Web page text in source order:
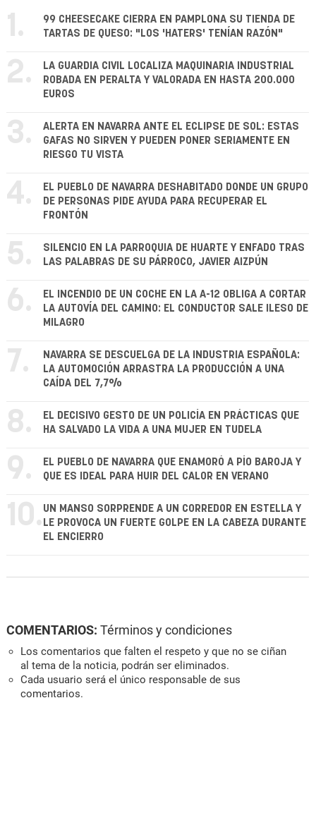
1.
99 CHEESECAKE CIERRA EN PAMPLONA SU TIENDA DE
TARTAS DE QUESO: "LOS 'HATERS' TENÍAN RAZÓN"
2.
LA GUARDIA CIVIL LOCALIZA MAQUINARIA INDUSTRIAL
ROBADA EN PERALTA Y VALORADA EN HASTA 200.000
EUROS
3.
ALERTA EN NAVARRA ANTE EL ECLIPSE DE SOL: ESTAS
GAFAS NO SIRVEN Y PUEDEN PONER SERIAMENTE EN
RIESGO TU VISTA
4.
EL PUEBLO DE NAVARRA DESHABITADO DONDE UN GRUPO
DE PERSONAS PIDE AYUDA PARA RECUPERAR EL
FRONTÓN
5.
SILENCIO EN LA PARROQUIA DE HUARTE Y ENFADO TRAS
LAS PALABRAS DE SU PÁRROCO, JAVIER AIZPÚN
6.
EL INCENDIO DE UN COCHE EN LA A-12 OBLIGA A CORTAR
LA AUTOVÍA DEL CAMINO: EL CONDUCTOR SALE ILESO DE
MILAGRO
7.
NAVARRA SE DESCUELGA DE LA INDUSTRIA ESPAÑOLA:
LA AUTOMOCIÓN ARRASTRA LA PRODUCCIÓN A UNA
CAÍDA DEL 7,7%
8.
EL DECISIVO GESTO DE UN POLICÍA EN PRÁCTICAS QUE
HA SALVADO LA VIDA A UNA MUJER EN TUDELA
9.
EL PUEBLO DE NAVARRA QUE ENAMORÓ A PÍO BAROJA Y
QUE ES IDEAL PARA HUIR DEL CALOR EN VERANO
10. UN MANSO SORPRENDE A UN CORREDOR EN ESTELLA Y
LE PROVOCA UN FUERTE GOLPE EN LA CABEZA DURANTE
EL ENCIERRO
COMENTARIOS: Términos y condiciones
Los comentarios que falten el respeto y que no se ciñan
al tema de la noticia, podrán ser eliminados.
Cada usuario será el único responsable de sus
comentarios.